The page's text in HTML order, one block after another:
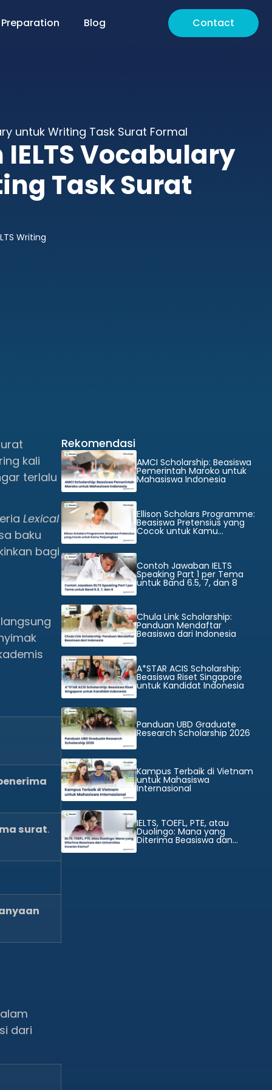
Blog Contact
untuk Writing Task Surat Formal
Vocabulary
Task Surat
Writing
kali
terlalu
Lexical
baku
bagi
surat.
dari
Rekomendasi
AMCI Scholarship: Beasiswa
Pemerintah Maroko untuk
Mahasiswa Indonesia
Ellison Scholars Programme:
Beasiswa Pretensius yang
Cocok untuk Kamu
Perjuangkan
Contoh Jawaban IELTS
Speaking Part 1 per Tema
untuk Band 6.5, 7, dan 8
Chula Link Scholarship:
Panduan Mendaftar
Beasiswa dari Indonesia
A*STAR ACIS Scholarship:
Beasiswa Riset Singapore
untuk Kandidat Indonesia
Panduan UBD Graduate
Research Scholarship 2026
Kampus Terbaik di Vietnam
untuk Mahasiswa
Internasional
IELTS, TOEFL, PTE, atau
Duolingo: Mana yang
Diterima Beasiswa dan